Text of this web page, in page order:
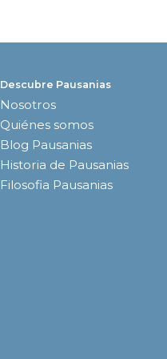
Descubre Pausanias
Nosotros
Quiénes somos
Blog Pausanias
Historia de Pausanias
Filosofia Pausanias